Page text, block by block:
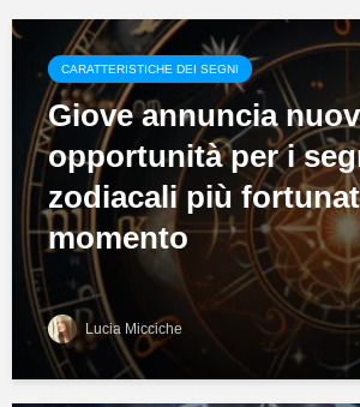
CARATTERISTICHE DEI SEGNI
Giove annuncia
opportunità per i
zodiacali più
momento
Lucia Micciche